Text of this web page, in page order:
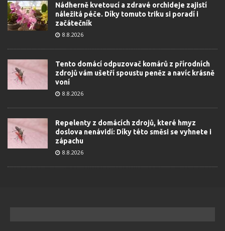
Nádherně kvetoucí a zdravé orchideje zajistí
náležitá péče. Díky tomuto triku si poradí i
začátečník
8.8.2026
Tento domácí odpuzovač komárů z přírodních
zdrojů vám ušetří spoustu peněz a navíc krásně
voní
8.8.2026
Repelenty z domácích zdrojů, které hmyz
doslova nenávidí: Díky této směsi se vyhnete i
zápachu
8.8.2026